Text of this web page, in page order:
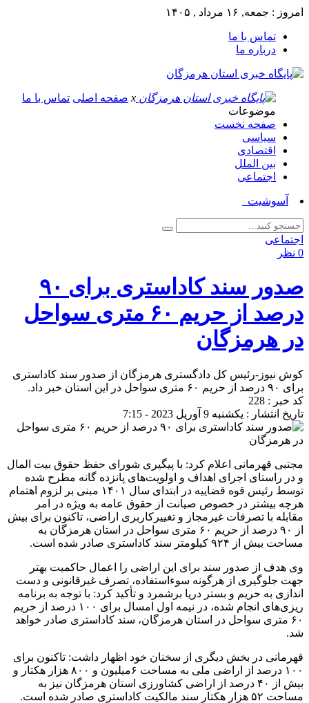
امروز : جمعه, ۱۶ مرداد , ۱۴۰۵
تماس با ما
درباره ما
x صفحه اصلی تماس با ما
موضوعات
صفحه نخست
سیاسی
اقتصادی
بین الملل
اجتماعی
آسوشیتدپرس: _
اجتماعی
0 نظر
صدور سند کاداستری برای ۹۰
درصد از حریم ۶۰ متری سواحل
در هرمزگان
کوش نیوز-رئیس کل دادگستری هرمزگان از صدور سند کاداستری
برای ۹۰ درصد از حریم ۶۰ متری سواحل در این استان خبر داد.
کد خبر : 228
تاریخ انتشار : یکشنبه 9 آوریل 2023 - 7:15
مجتبی قهرمانی اعلام کرد: با پیگیری شورای حفظ حقوق بیت المال
و در راستای اجرای اهداف و اولویت‌های پانزده گانه مطرح شده
توسط رئیس قوه قضاییه در ابتدای سال ۱۴۰۱ مبنی بر لزوم اهتمام
هرچه بیشتر در خصوص صیانت از حقوق عامه به ویژه در امر
مقابله با تصرفات غیرمجاز و تغییرکاربری اراضی، تاکنون برای بیش
از ۹۰ درصد از حریم ۶۰ متری سواحل در استان هرمزگان به
مساحت بیش از ۹۲۴ کیلومتر سند کاداستری صادر شده است.
وی هدف از صدور سند برای این اراضی را اعمال حاکمیت بهتر
جهت جلوگیری از هرگونه سوءاستفاده، تصرف غیرقانونی و دست
اندازی به حریم و بستر دریا برشمرد‌ و تأکید کرد: با توجه به برنامه
ریزی‌های انجام شده، در نیمه اول امسال برای ۱۰۰ درصد از حریم
۶۰ متری سواحل در استان هرمزگان، سند کاداستری صادر خواهد
شد.
قهرمانی در بخش دیگری از سخنان خود اظهار داشت: تاکنون برای
۱۰۰ درصد از اراضی ملی به مساحت ۶میلیون و ۸۰۰ هزار هکتار و
بیش از ۴۰ درصد از اراضی کشاورزی استان هرمزگان نیز به
مساحت ۵۲ هزار هکتار سند مالکیت کاداستری صادر شده است.